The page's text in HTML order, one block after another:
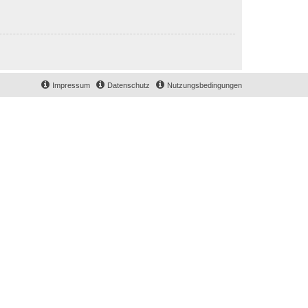
Nutzungsbedingungen
Datenschutz
Impressum